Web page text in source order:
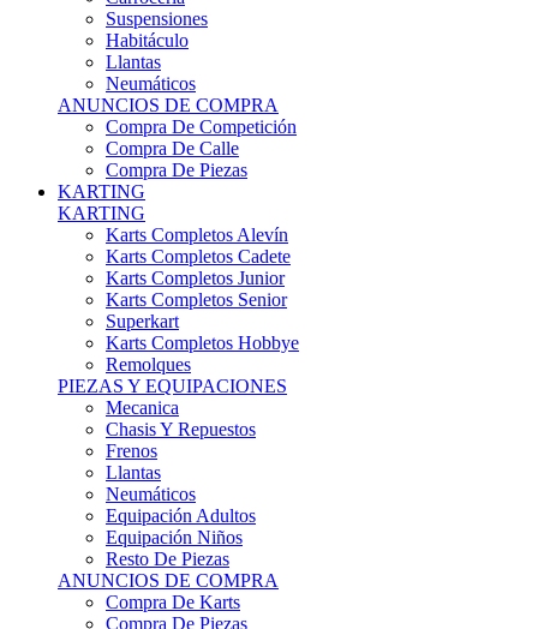
Habitáculo
Llantas
Neumáticos
ANUNCIOS DE COMPRA
Compra De Competición
Compra De Calle
Compra De Piezas
KARTING
KARTING
Karts Completos Alevín
Karts Completos Cadete
Karts Completos Junior
Karts Completos Senior
Superkart
Karts Completos Hobbye
Remolques
PIEZAS Y EQUIPACIONES
Mecanica
Chasis Y Repuestos
Frenos
Llantas
Neumáticos
Equipación Adultos
Equipación Niños
Resto De Piezas
ANUNCIOS DE COMPRA
Compra De Karts
Compra De Piezas
BARQUETAS, FÓRMULAS Y CM